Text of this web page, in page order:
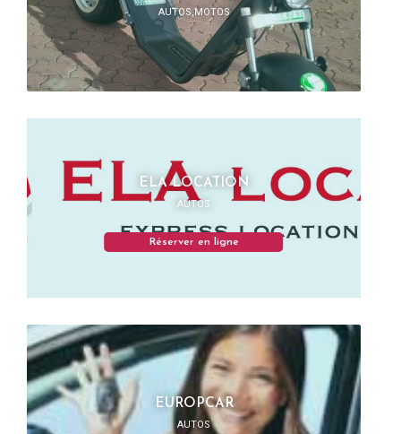
AUTOS,MOTOS
ELA LOCATION
AUTOS
Réserver en ligne
EUROPCAR
AUTOS